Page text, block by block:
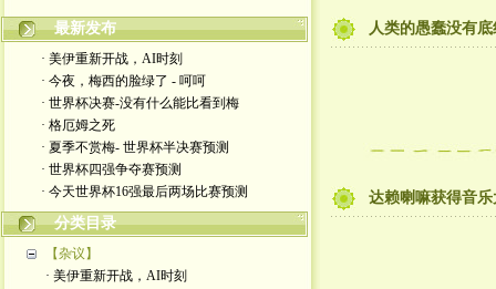
最新发布
· 美伊重新开战，AI时刻
· 今夜，梅西的脸绿了 - 呵呵
· 世界杯决赛-没有什么能比看到梅
· 格厄姆之死
· 夏季不赏梅- 世界杯半决赛预测
· 世界杯四强争夺赛预测
· 今天世界杯16强最后两场比赛预测
分类目录
【杂议】
· 美伊重新开战，AI时刻
人类的愚蠢没有底
达赖喇嘛获得音